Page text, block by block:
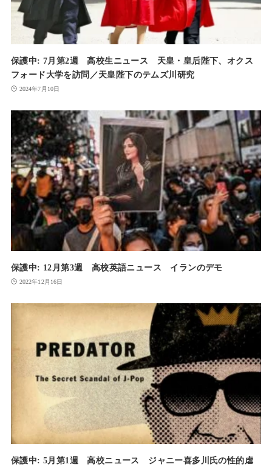
保護中: 7月第2週 高校生ニュース 天皇・皇后陛下、オクス
フォード大学を訪問／天皇陛下のテムズ川研究
2024年7月10日
保護中: 12月第3週 高校英語ニュース イランのデモ
2022年12月16日
保護中: 5月第1週 高校ニュース ジャニー喜多川氏の性的虐